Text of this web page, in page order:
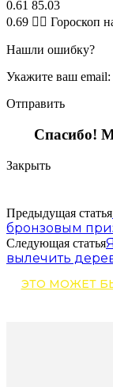
0.61 85.03
0.69 🧙‍♀ Гороскоп
Нашли ошибку?
Укажите ваш email:
Отправить
Спасибо!
Закрыть
Предыдущая статья
бронзовым
Следующая статья
вылечить
ЭТО МОЖЕТ